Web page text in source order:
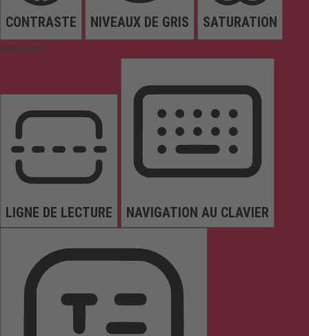
CONTRASTE NIVEAUX DE GRIS SATURATION
Orientation
LIGNE DE LECTURE NAVIGATION AU CLAVIER